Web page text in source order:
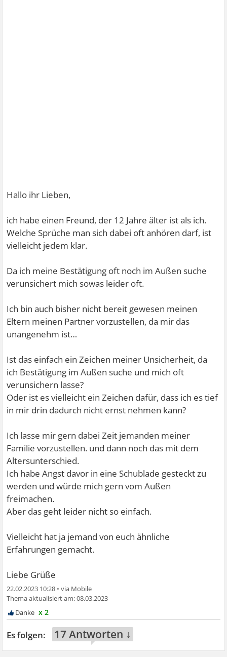
Hallo ihr Lieben,
ich habe einen Freund, der 12 Jahre älter ist als ich.
Welche Sprüche man sich dabei oft anhören darf, ist
vielleicht jedem klar.
Da ich meine Bestätigung oft noch im Außen suche
verunsichert mich sowas leider oft.
Ich bin auch bisher nicht bereit gewesen meinen
Eltern meinen Partner vorzustellen, da mir das
unangenehm ist…
Ist das einfach ein Zeichen meiner Unsicherheit, da
ich Bestätigung im Außen suche und mich oft
verunsichern lasse?
Oder ist es vielleicht ein Zeichen dafür, dass ich es tief
in mir drin dadurch nicht ernst nehmen kann?
Ich lasse mir gern dabei Zeit jemanden meiner
Familie vorzustellen. und dann noch das mit dem
Altersunterschied.
Ich habe Angst davor in eine Schublade gesteckt zu
werden und würde mich gern vom Außen
freimachen.
Aber das geht leider nicht so einfach.
Vielleicht hat ja jemand von euch ähnliche
Erfahrungen gemacht.
Liebe Grüße
22.02.2023 10:28 •
08.03.2023
x 2
17 Antworten ↓